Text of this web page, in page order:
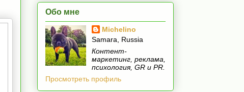
Обо мне
Michelino
Samara, Russia
Контент-
маркетинг, реклама,
психология, GR и PR.
Просмотреть профиль